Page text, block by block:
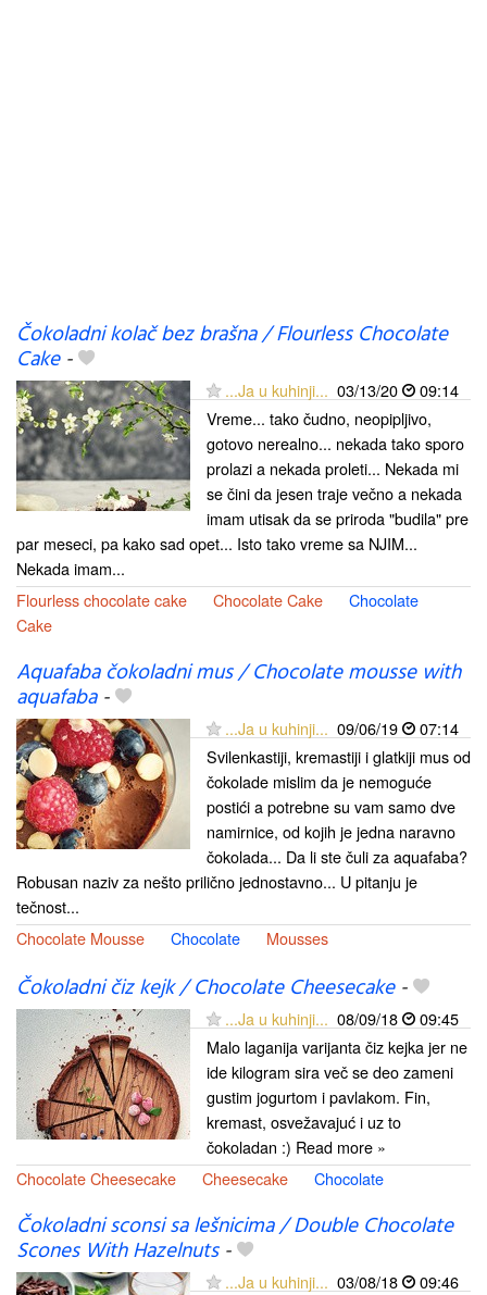
Čokoladni kolač bez brašna / Flourless Chocolate
Cake-
...Ja u kuhinji... 03/13/20
09:14
Vreme... tako čudno, neopipljivo,
gotovo nerealno... nekada tako sporo
prolazi a nekada proleti... Nekada mi
se čini da jesen traje večno a nekada
imam utisak da se priroda "budila" pre
par meseci, pa kako sad opet... Isto tako vreme sa NJIM...
Nekada imam...
Flourless chocolate cake
Chocolate Cake
Chocolate
Cake
Aquafaba čokoladni mus / Chocolate mousse with
aquafaba-
...Ja u kuhinji... 09/06/19
07:14
Svilenkastiji, kremastiji i glatkiji mus od
čokolade mislim da je nemoguće
postići a potrebne su vam samo dve
namirnice, od kojih je jedna naravno
čokolada... Da li ste čuli za aquafaba?
Robusan naziv za nešto prilično jednostavno... U pitanju je
tečnost...
Chocolate Mousse
Chocolate Mousses
Čokoladni čiz kejk / Chocolate Cheesecake-
...Ja u kuhinji... 08/09/18
09:45
Malo laganija varijanta čiz kejka jer ne
ide kilogram sira več se deo zameni
gustim jogurtom i pavlakom. Fin,
kremast, osvežavajuć i uz to
čokoladan :) Read more »
Chocolate Cheesecake
Cheesecake Chocolate
Čokoladni sconsi sa lešnicima / Double Chocolate
Scones With Hazelnuts-
...Ja u kuhinji... 03/08/18
09:46